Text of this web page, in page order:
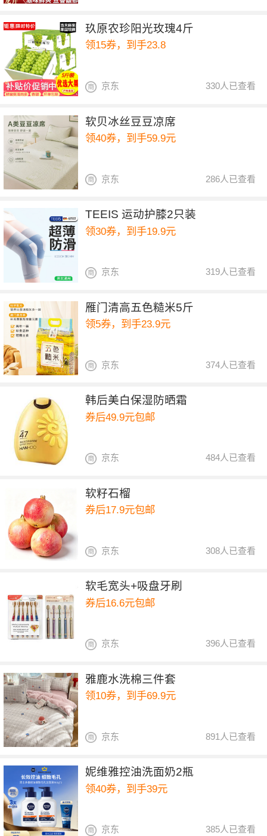
玖原农珍阳光玫瑰4斤
领15券，到手23.8
330人已查看
京东
软贝冰丝豆豆凉席
领40券，到手59.9元
286人已查看
京东
TEEIS 运动护膝2只装
领30券，到手19.9元
319人已查看
京东
雁门清高五色糙米5斤
领5券，到手23.9元
374人已查看
京东
韩后美白保湿防晒霜
券后49.9元包邮
484人已查看
京东
软籽石榴
券后17.9元包邮
308人已查看
京东
软毛宽头+吸盘牙刷
券后16.6元包邮
396人已查看
京东
雅鹿水洗棉三件套
领10券，到手69.9元
891人已查看
京东
妮维雅控油洗面奶2瓶
领40券，到手39元
385人已查看
京东